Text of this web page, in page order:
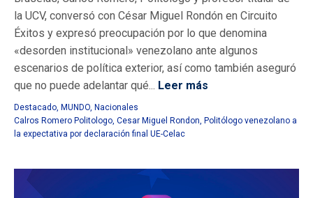
la UCV, conversó con César Miguel Rondón en Circuito
Éxitos y expresó preocupación por lo que denomina
«desorden institucional» venezolano ante algunos
escenarios de política exterior, así como también aseguró
que no puede adelantar qué... Leer más
Destacado, MUNDO, Nacionales
Calros Romero Politologo, Cesar Miguel Rondon, Politólogo venezolano a
la expectativa por declaración final UE-Celac